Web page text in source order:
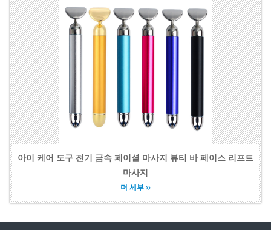
아이 케어 도구 전기 금속 페이셜 마사지 뷰티 바 페이스 리프트
마사지
더 세부